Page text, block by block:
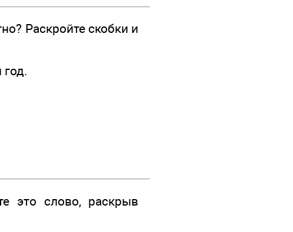
Раскройте скобки и
это слово, раскрыв